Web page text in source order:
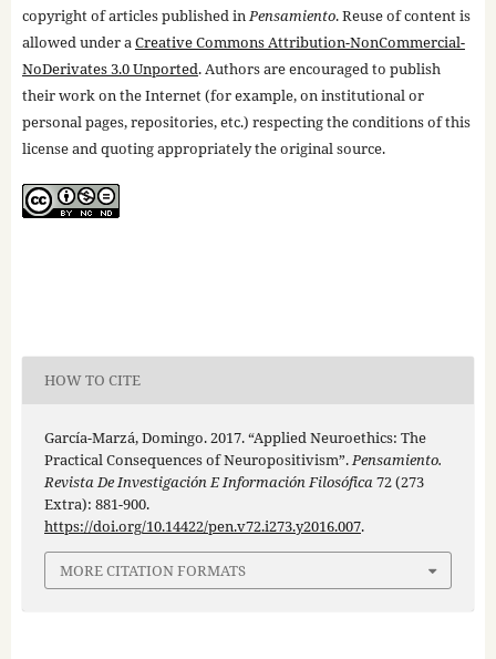
copyright of articles published inPensamiento. Reuse of content is
allowed under aCreative Commons Attribution-NonCommercial-
NoDerivates 3.0 Unported. Authors are encouraged to publish
their work on the Internet (for example, on institutional or
personal pages, repositories, etc.) respecting the conditions of this
license and quoting appropriately the original source.
HOW TO CITE
García-Marzá, Domingo. 2017. “Applied Neuroethics: The
Practical Consequences of Neuropositivism”.Pensamiento.
Revista De Investigación E Información Filosófica72 (273
Extra): 881-900.
https://doi.org/10.14422/pen.v72.i273.y2016.007.
MORE CITATION FORMATS